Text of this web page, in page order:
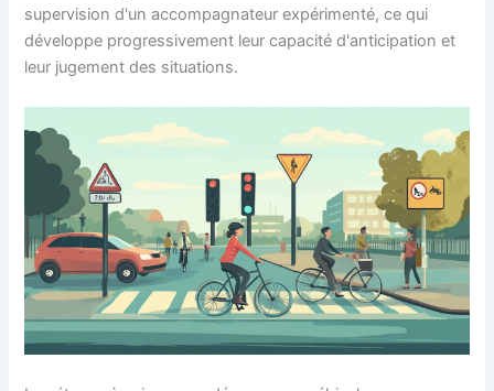
supervision d'un accompagnateur expérimenté, ce qui
développe progressivement leur capacité d'anticipation et
leur jugement des situations.